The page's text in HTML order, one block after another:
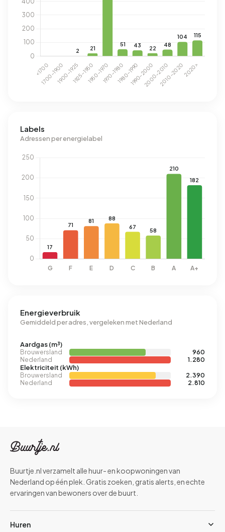
Labels
Adressen per energielabel
Energieverbruik
Gemiddeld per adres, vergeleken met Nederland
Aardgas (m³)
Brouwersland
960
Nederland
1.280
Elektriciteit (kWh)
Brouwersland
2.390
Nederland
2.810
Buurtje.nl verzamelt alle huur- en koopwoningen van
Nederland op één plek. Gratis zoeken, gratis alerts, en echte
ervaringen van bewoners over de buurt.
Huren